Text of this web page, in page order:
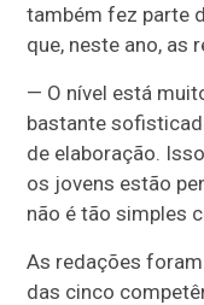
também fez parte
que, neste ano, as
— O nível está
bastante
de elaboração.
os jovens estão
não é tão simples
As redações
das cinco